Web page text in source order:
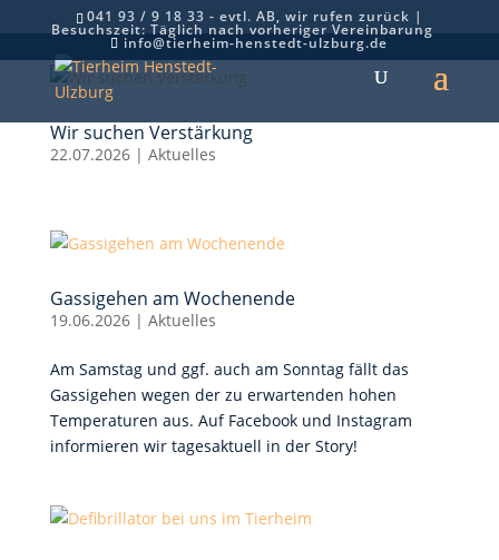
041 93 / 9 18 33 - evtl. AB, wir rufen zurück |
Besuchszeit: Täglich nach vorheriger Vereinbarung
info@tierheim-henstedt-ulzburg.de
Wir suchen Verstärkung
22.07.2026| Aktuelles
Gassigehen am Wochenende
19.06.2026| Aktuelles
Am Samstag und ggf. auch am Sonntag fällt das
Gassigehen wegen der zu erwartenden hohen
Temperaturen aus. Auf Facebook und Instagram
informieren wir tagesaktuell in der Story!